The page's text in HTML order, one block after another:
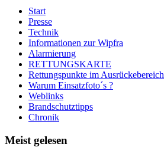
Start
Presse
Technik
Informationen zur Wipfra
Alarmierung
RETTUNGSKARTE
Rettungspunkte im Ausrückebereich
Warum Einsatzfoto´s ?
Weblinks
Brandschutztipps
Chronik
Meist gelesen